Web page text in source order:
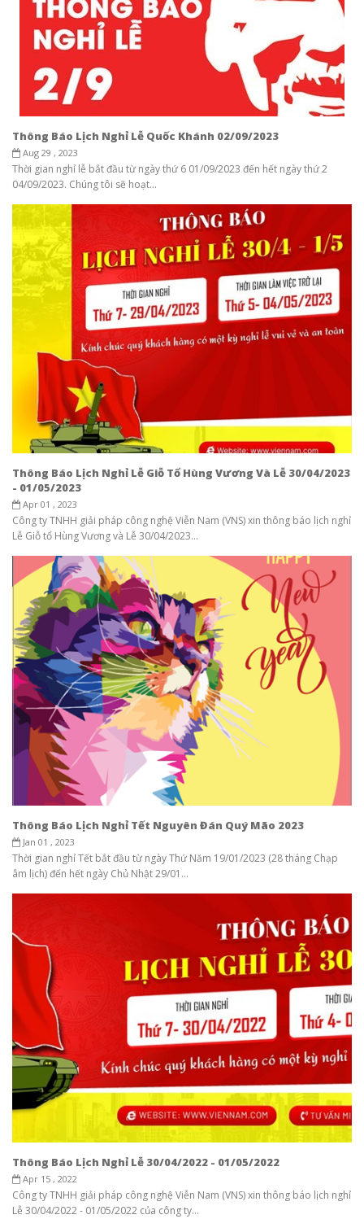
Thông Báo Lịch Nghỉ Lễ Quốc Khánh 02/09/2023
Aug 29 , 2023
Thời gian nghỉ lễ bắt đầu từ ngày thứ 6 01/09/2023 đến hết ngày thứ 2
04/09/2023. Chúng tôi sẽ hoạt...
Thông Báo Lịch Nghỉ Lễ Giỗ Tổ Hùng Vương Và Lễ 30/04/2023
- 01/05/2023
Apr 01 , 2023
Công ty TNHH giải pháp công nghệ Viễn Nam (VNS) xin thông báo lịch nghỉ
Lễ Giỗ tổ Hùng Vương và Lễ 30/04/2023...
Thông Báo Lịch Nghỉ Tết Nguyên Đán Quý Mão 2023
Jan 01 , 2023
Thời gian nghỉ Tết bắt đầu từ ngày Thứ Năm 19/01/2023 (28 tháng Chạp
âm lịch) đến hết ngày Chủ Nhật 29/01...
Thông Báo Lịch Nghỉ Lễ 30/04/2022 - 01/05/2022
Apr 15 , 2022
Công ty TNHH giải pháp công nghệ Viễn Nam (VNS) xin thông báo lịch nghỉ
Lễ 30/04/2022 - 01/05/2022 của công ty...